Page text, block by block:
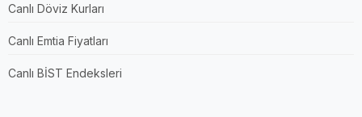
Canlı Döviz Kurları
Canlı Emtia Fiyatları
Canlı BİST Endeksleri